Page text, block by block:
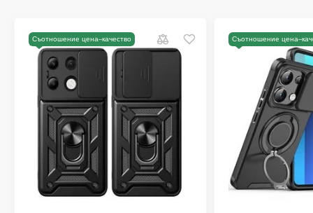
Съотношение цена–качество Съотношение